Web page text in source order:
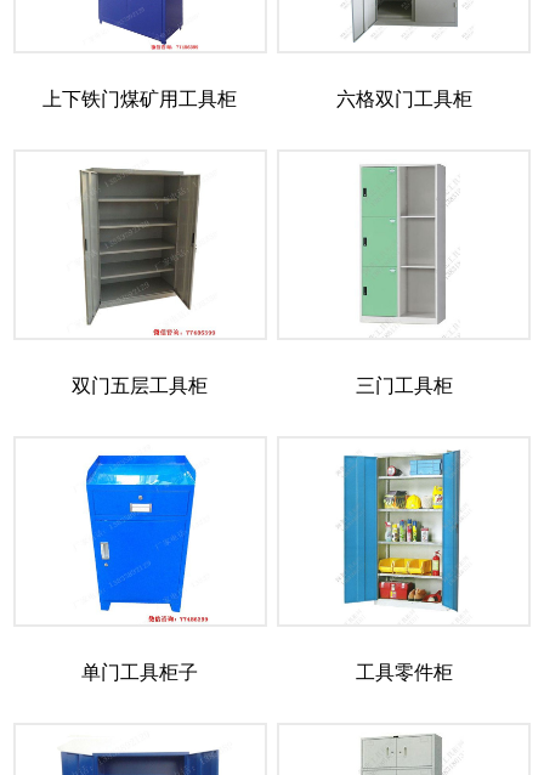
上下铁门煤矿用工具柜 六格双门工具柜
双门五层工具柜 三门工具柜
单门工具柜子 工具零件柜